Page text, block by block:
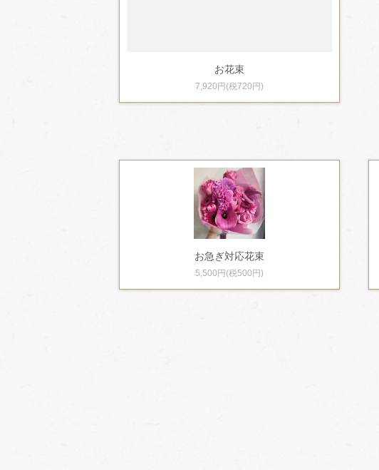
お花束
7,920円(税720円)
お急ぎ対応花束
5,500円(税500円)